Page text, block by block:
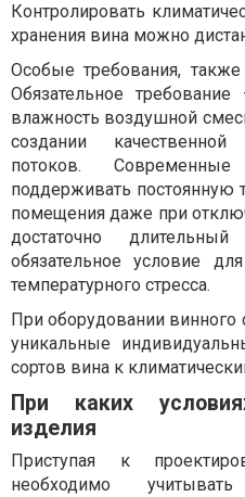
Контролировать
хранения вина можно
Особые требования,
Обязательное
влажность воздушной
создании
потоков.
поддерживать постоянную
помещения даже при
достаточно
обязательное условие
температурного стресса.
При оборудовании винного
уникальные
сортов вина к
При каких
изделия
Приступая к
необходимо